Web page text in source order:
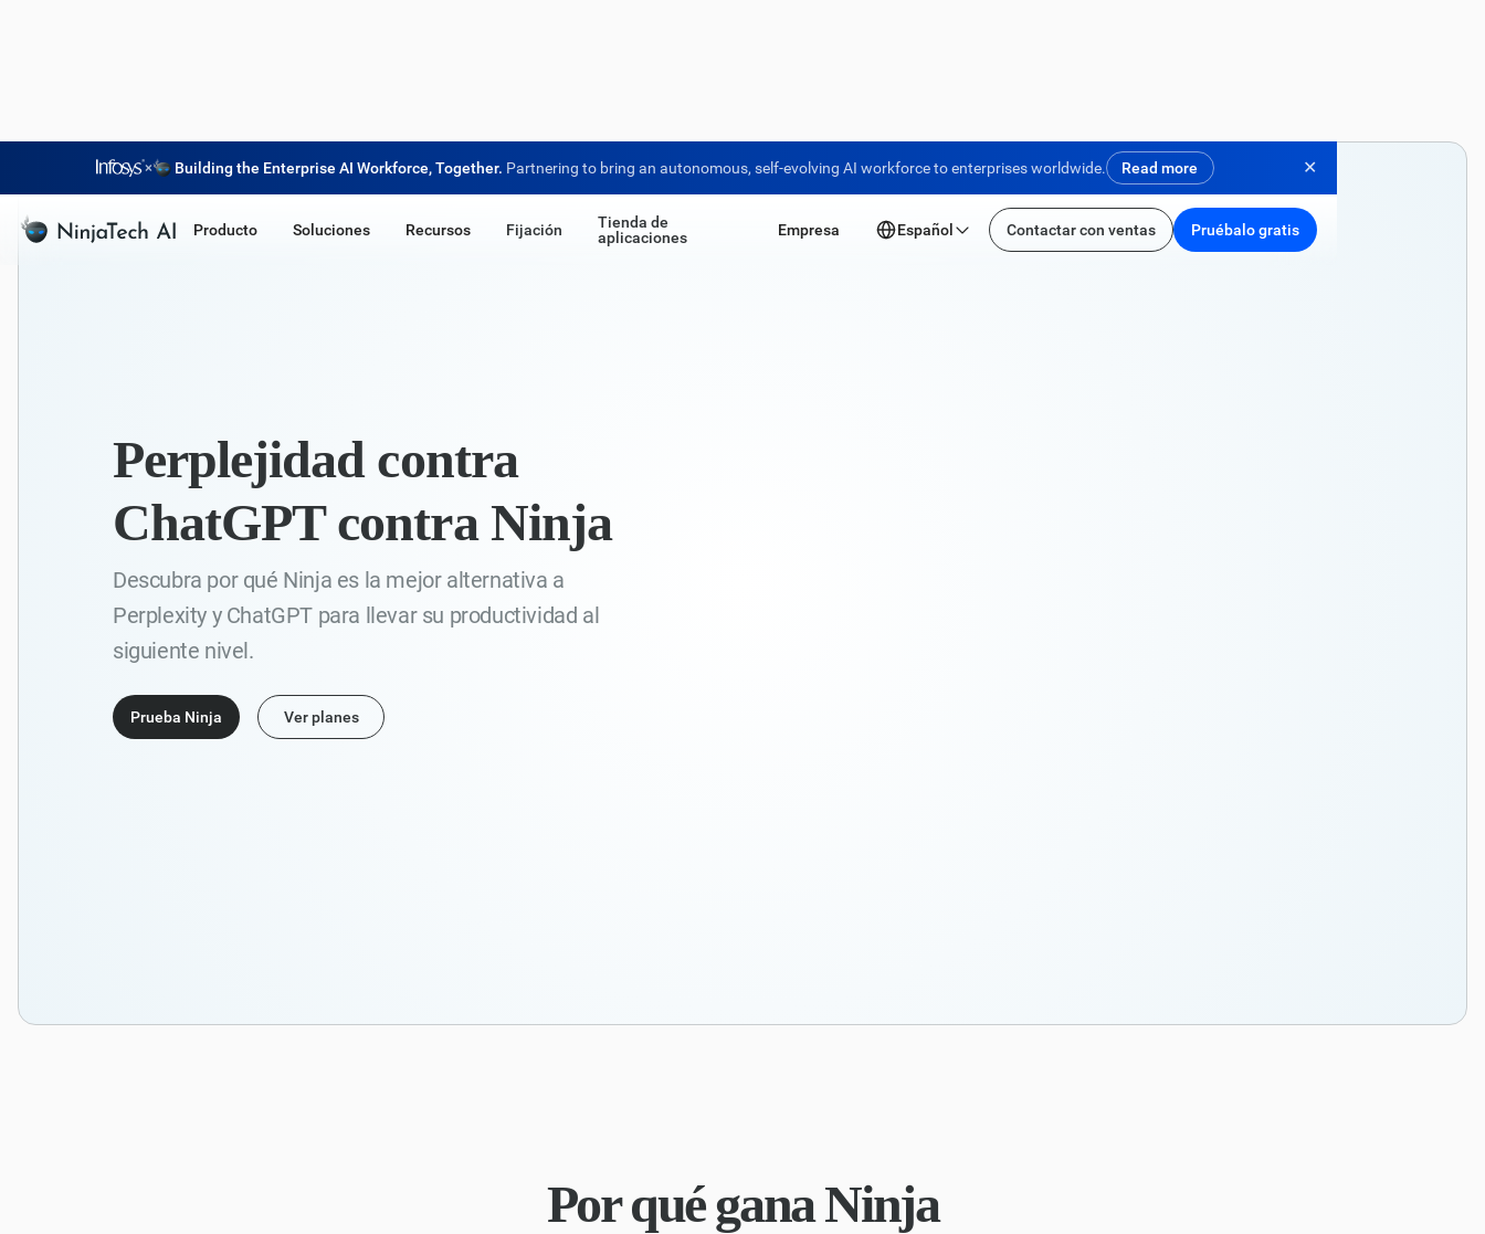
× Building the Enterprise AI Workforce, Together. Partnering to bring an autonomous, self-evolving AI workforce to enterprises worldwide. Read more ✕
Producto Soluciones Recursos Fijación
Tienda de
aplicaciones
Empresa Español Contactar con ventas Pruébalo gratis
Perplejidad contra
ChatGPT contra Ninja
Descubra por qué Ninja es la mejor alternativa a
Perplexity y ChatGPT para llevar su productividad al
siguiente nivel.
Prueba Ninja Ver planes
Por qué gana Ninja